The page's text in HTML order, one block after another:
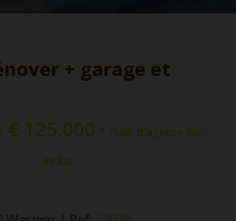
+ garage et
€ 125.000 * Frais d'agence non
inclus.